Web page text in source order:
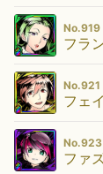
No.919
フラ
No.921
フェ
No.923
ファ